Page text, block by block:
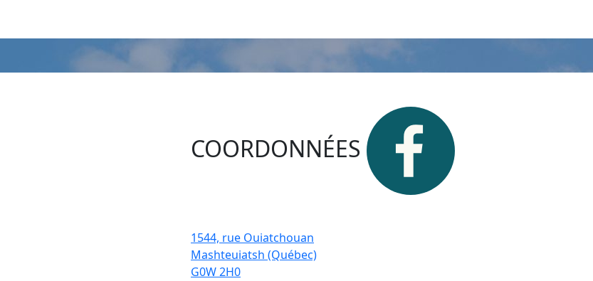
COORDONNÉES
1544, rue Ouiatchouan
Mashteuiatsh (Québec)
G0W 2H0